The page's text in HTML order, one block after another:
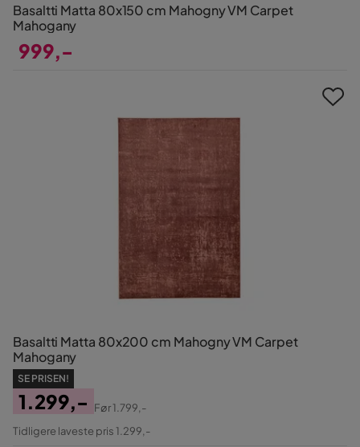
Basaltti Matta 80x150 cm Mahogny VM Carpet
Mahogany
999,-
Basaltti Matta 80x200 cm Mahogny VM Carpet
Mahogany
SE PRISEN!
Pris
1.299,-
Original
Før1.799,-
Tidligere laveste pris 1.299,-